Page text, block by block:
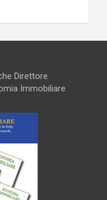
Direttore
Immobiliare